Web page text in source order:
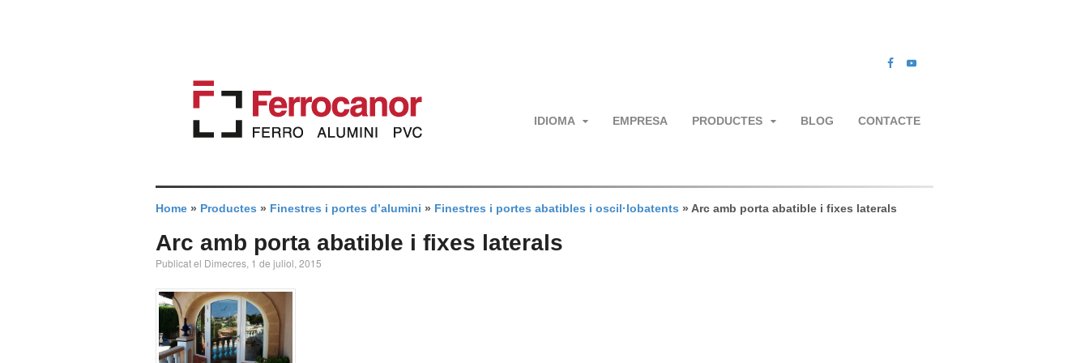
IDIOMA EMPRESA PRODUCTES BLOG CONTACTE
Home » Productes » Finestres i portes d’alumini » Finestres i portes abatibles i oscil·lobatents » Arc amb porta abatible i fixes laterals
Arc amb porta abatible i fixes laterals
Publicat el Dimecres, 1 de juliol, 2015